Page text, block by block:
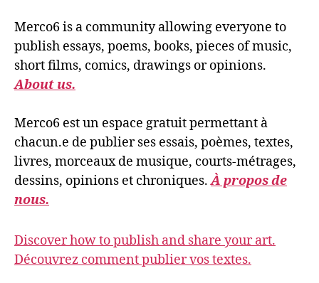
Merco6 is a community allowing everyone to
publish essays, poems, books, pieces of music,
short films, comics, drawings or opinions.
About us.
Merco6 est un espace gratuit permettant à
chacun.e de publier ses essais, poèmes, textes,
livres, morceaux de musique, courts-métrages,
dessins, opinions et chroniques.À propos de
nous.
Discover how to publish and share your art.
Découvrez comment publier vos textes.